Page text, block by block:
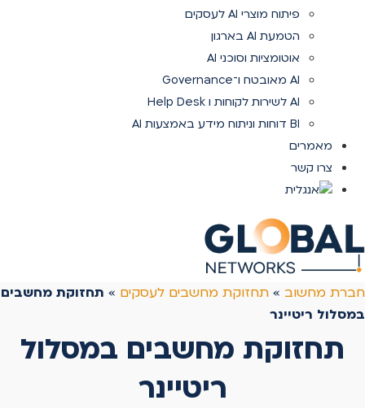
פיתוח מוצרי AI לעסקים
הטמעת AI בארגון
אוטומציות וסוכני AI
AI מאובטח ו־Governance
AI לשירות לקוחות ו Help Desk
BI דוחות וניתוח מידע באמצעות AI
מאמרים
צרו קשר
חברת מחשוב » תחזוקת מחשבים לעסקים » תחזוקת מחשבים
במסלול ריטיינר
תחזוקת מחשבים במסלול
ריטיינר